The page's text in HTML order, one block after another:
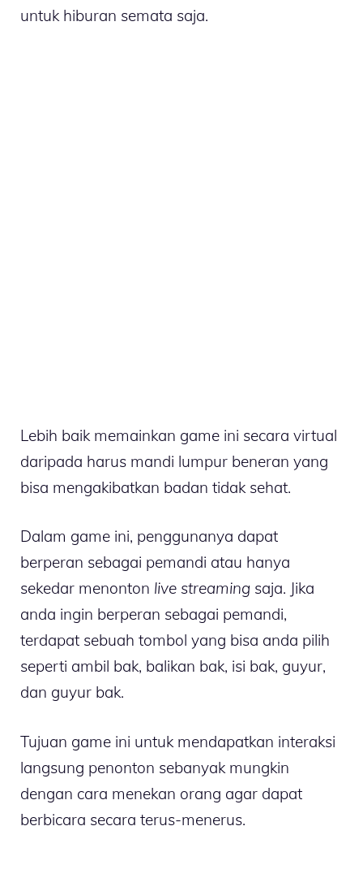
untuk hiburan semata saja.
Lebih baik memainkan game ini secara virtual
daripada harus mandi lumpur beneran yang
bisa mengakibatkan badan tidak sehat.
Dalam game ini, penggunanya dapat
berperan sebagai pemandi atau hanya
sekedar menonton live streaming saja. Jika
anda ingin berperan sebagai pemandi,
terdapat sebuah tombol yang bisa anda pilih
seperti ambil bak, balikan bak, isi bak, guyur,
dan guyur bak.
Tujuan game ini untuk mendapatkan interaksi
langsung penonton sebanyak mungkin
dengan cara menekan orang agar dapat
berbicara secara terus-menerus.